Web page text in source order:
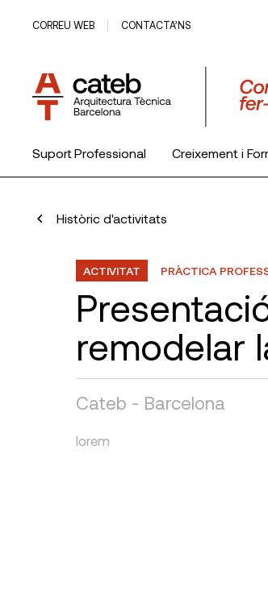
CORREU WEB CONTACTA’NS
Suport Professional Creixement i
Històric d'activitats
ACTIVITAT PRÀCTICA
remodelar
Cateb - Barcelona
lorem